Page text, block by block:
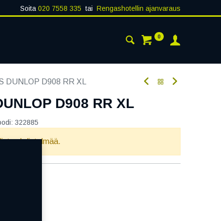
Soita 020 7558 335 tai Rengashotellin ajanvaraus
0
DUNLOP D908 RR XL
D908 RR XL
322885
yhdistelmää.